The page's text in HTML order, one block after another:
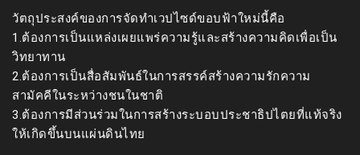
วัตถุประสงค์ของการจัดทำเวปไซด์ขอบฟ้าใหม่นี้คือ
1.ต้องการเป็นแหล่งเผยแพร่ความรู้และสร้างความคิดเพื่อเป็น
วิทยาทาน
2.ต้องการเป็นสื่อสัมพันธ์ในการสรรค์สร้างความรักความ
สามัคคีในระหว่างชนในชาติ
3.ต้องการมีส่วนร่วมในการสร้างระบอบประชาธิปไตยที่แท้จริง
ให้เกิดขึ้นบนแผ่นดินไทย